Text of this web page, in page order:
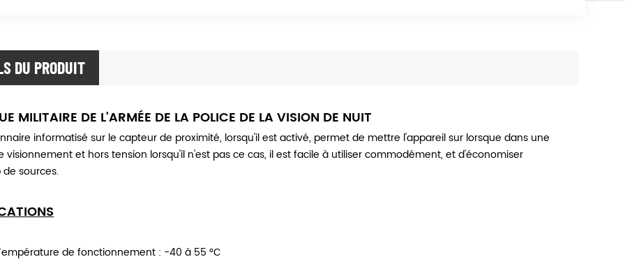
DU PRODUIT
MILITAIRE DE L'ARMÉE DE LA POLICE DE LA VISION DE NUIT
informatisé sur le capteur de proximité, lorsqu'il est activé, permet de mettre l'appareil sur lorsque dans une
visionnement et hors tension lorsqu'il n'est pas ce cas, il est facile à utiliser commodément, et d'économiser
sources.
de fonctionnement : -40 à 55 °С